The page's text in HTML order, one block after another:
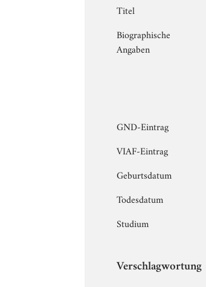
Titel
Biographische
Angaben
GND-Eintrag
VIAF-Eintrag
Geburtsdatum
Todesdatum
Studium
Verschlagwortung